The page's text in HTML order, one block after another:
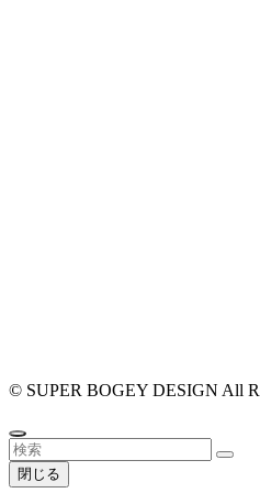
© SUPER BOGEY DESIGN All
閉じる